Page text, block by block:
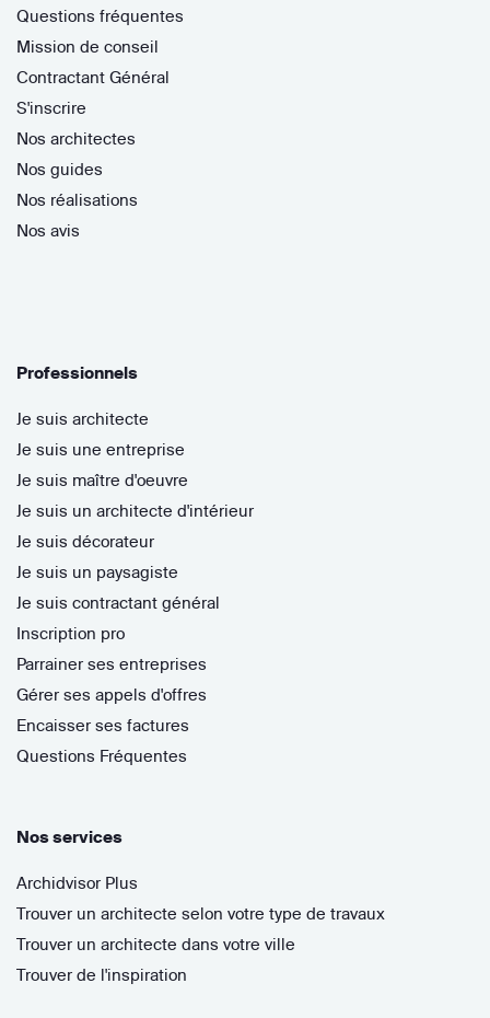
Questions fréquentes
Mission de conseil
Contractant Général
S'inscrire
Nos architectes
Nos guides
Nos réalisations
Nos avis
Professionnels
Je suis architecte
Je suis une entreprise
Je suis maître d'oeuvre
Je suis un architecte d'intérieur
Je suis décorateur
Je suis un paysagiste
Je suis contractant général
Inscription pro
Parrainer ses entreprises
Gérer ses appels d'offres
Encaisser ses factures
Questions Fréquentes
Nos services
Archidvisor Plus
Trouver un architecte selon votre type de travaux
Trouver un architecte dans votre ville
Trouver de l'inspiration